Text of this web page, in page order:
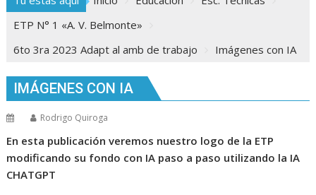
ETP N° 1 «A. V. Belmonte»
6to 3ra 2023 Adapt al amb de trabajo
Imágenes con IA
IMÁGENES CON IA
Rodrigo Quiroga
En esta publicación veremos nuestro logo de la ETP
modificando su fondo con IA paso a paso utilizando la IA
CHATGPT